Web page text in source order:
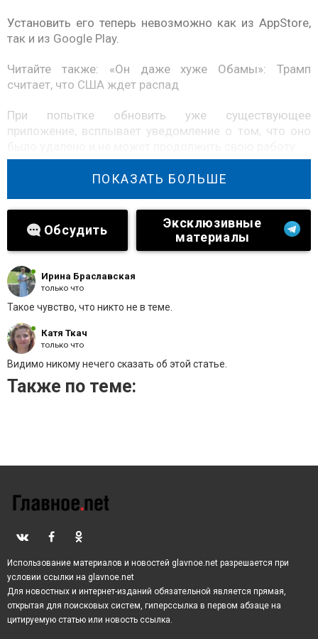
Установить его теперь невозможно как из AppStore,
так и из Google Play.
Читайте также: «Он даже хуже Обамы»: Трамп
считает, что США ждет распад
При попытке обновить уже существующее
приложение, всплывает уведомление о том, что оно
Официальные комментарии от компаний до сих пор
целью понять, чем было вызвано подобное решение.
Источник: rambler.ru
ПОКАЗАТЬ БОЛЬШЕ
Обсудить
Эксклюзивные
материалы
Катя Ткач
только что
Видимо никому нечего сказать об этой статье.
Ирина Браславская
только что
Такое чувство, что никто не в теме.
Также по теме:
Использование материалов и новостей glavnoe.net разрешается при
условии ссылки на glavnoe.net
Для новостных и интернет-изданий обязательной является прямая,
открытая для поисковых систем, гиперссылка в первом абзаце на
цитируемую статью или новость ссылка.